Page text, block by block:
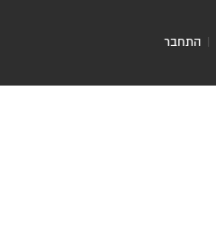
התחבר